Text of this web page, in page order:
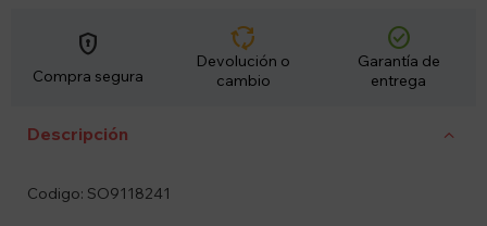
encrypted
Compra segura
cycle
Devolución o
cambio
check_circle
Garantía de
entrega
Descripción
Codigo: SO9118241